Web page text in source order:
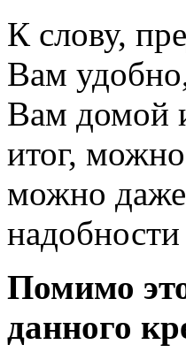
К слову,
Вам
Вам домой
итог,
можно даже
Помимо
данного